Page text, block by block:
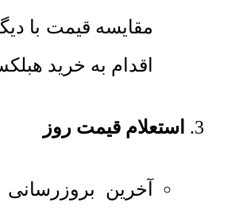
مقایسه قیمت با
اقدام به خرید
استعلام قیمت روز
آخرین